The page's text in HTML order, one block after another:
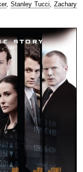
, Stanley Tucci, Zachary